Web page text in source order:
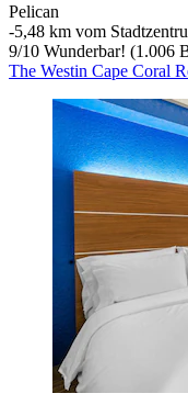
Pelican
‐5,48 km vom
9/10 Wunderbar! (1.006
The Westin Cape Coral